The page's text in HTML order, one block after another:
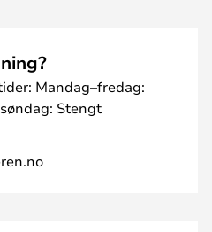
Mandag–fredag:
Stengt